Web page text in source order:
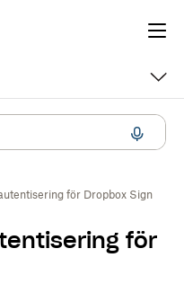
för Dropbox Sign
för